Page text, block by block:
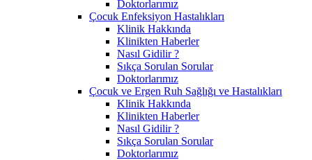
Doktorlarımız
Çocuk Enfeksiyon Hastalıkları
Klinik Hakkında
Klinikten Haberler
Nasıl Gidilir ?
Sıkça Sorulan Sorular
Doktorlarımız
Çocuk ve Ergen Ruh Sağlığı ve Hastalıkları
Klinik Hakkında
Klinikten Haberler
Nasıl Gidilir ?
Sıkça Sorulan Sorular
Doktorlarımız